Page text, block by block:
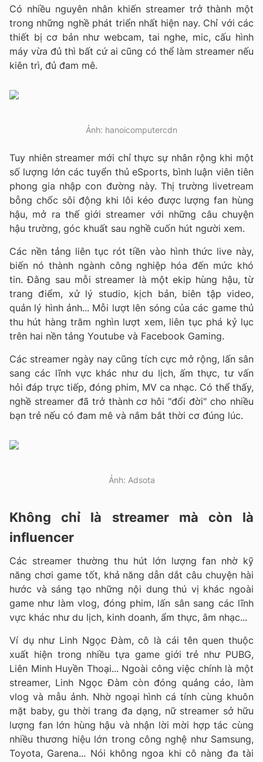
Có nhiều nguyên nhân khiến streamer trở thành một
trong những nghề phát triển nhất hiện nay. Chỉ với các
thiết bị cơ bản như webcam, tai nghe, mic, cấu hình
máy vừa đủ thì bất cứ ai cũng có thể làm streamer nếu
kiên trì, đủ đam mê.
Ảnh: hanoicomputercdn
Tuy nhiên streamer mới chỉ thực sự nhân rộng khi một
số lượng lớn các tuyển thủ eSports, bình luận viên tiên
phong gia nhập con đường này. Thị trường livetream
bỗng chốc sôi động khi lôi kéo được lượng fan hùng
hậu, mở ra thế giới streamer với những câu chuyện
hậu trường, góc khuất sau nghề cuốn hút người xem.
Các nền tảng liên tục rót tiền vào hình thức live này,
biến nó thành ngành công nghiệp hóa đến mức khó
tin. Đằng sau mỗi streamer là một ekip hùng hậu, từ
trang điểm, xử lý studio, kịch bản, biên tập video,
quản lý hình ảnh... Mỗi lượt lên sóng của các game thủ
thu hút hàng trăm nghìn lượt xem, liên tục phá kỷ lục
trên hai nền tảng Youtube và Facebook Gaming.
Các streamer ngày nay cũng tích cực mở rộng, lấn sân
sang các lĩnh vực khác như du lịch, ấm thực, tư vấn
hỏi đáp trực tiếp, đóng phim, MV ca nhạc. Có thể thấy,
nghề streamer đã trở thành cơ hôi "đổi đời" cho nhiều
bạn trẻ nếu có đam mê và nắm bắt thời cơ đúng lúc.
Ảnh: Adsota
Không chỉ là streamer mà còn là
influencer
Các streamer thường thu hút lớn lượng fan nhờ kỹ
năng chơi game tốt, khả năng dẫn dắt câu chuyện hài
hước và sáng tạo những nội dung thú vị khác ngoài
game như làm vlog, đóng phim, lấn sân sang các lĩnh
vực khác như du lịch, kinh doanh, ẩm thực, âm nhạc...
Ví dụ như Linh Ngọc Đàm, cô là cái tên quen thuộc
xuất hiện trong nhiều tựa game giới trẻ như PUBG,
Liên Minh Huyền Thoại... Ngoài công việc chính là một
streamer, Linh Ngọc Đàm còn đóng quảng cáo, làm
vlog và mẫu ảnh. Nhờ ngoại hình cá tính cùng khuôn
mặt baby, gu thời trang đa dạng, nữ streamer sở hữu
lượng fan lớn hùng hậu và nhận lời mời hợp tác cùng
nhiều thương hiệu lớn trong công nghệ như Samsung,
Toyota, Garena... Nói không ngoa khi cô nàng đa tài